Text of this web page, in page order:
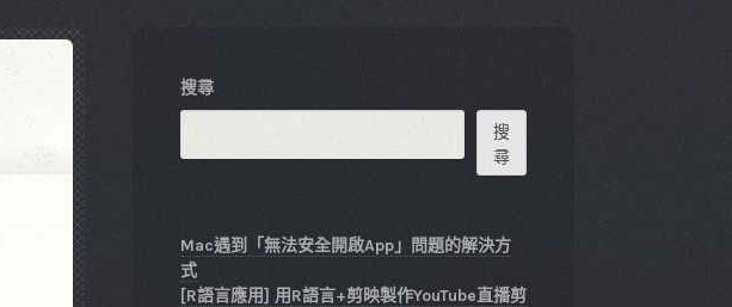
搜尋
搜
尋
Mac遇到「無法安全開啟App」問題的解決方
式
[R語言應用] 用R語言+剪映製作YouTube直播剪